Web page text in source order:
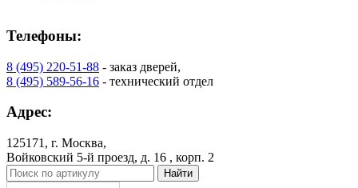
Телефоны:
8 (495) 220-51-88 - заказ дверей,
8 (495) 589-56-16 - технический отдел
Адрес:
125171, г. Москва,
Войковский 5-й проезд, д. 16 , корп. 2